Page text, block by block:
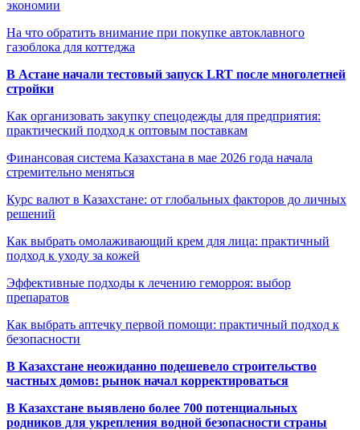
экономии
На что обратить внимание при покупке автоклавного
газоблока для коттеджа
В Астане начали тестовый запуск LRT после многолетней
стройки
Как организовать закупку спецодежды для предприятия:
практический подход к оптовым поставкам
Финансовая система Казахстана в мае 2026 года начала
стремительно меняться
Курс валют в Казахстане: от глобальных факторов до личных
решений
Как выбрать омолаживающий крем для лица: практичный
подход к уходу за кожей
Эффективные подходы к лечению геморроя: выбор
препаратов
Как выбрать аптечку первой помощи: практичный подход к
безопасности
В Казахстане неожиданно подешевело строительство
частных домов: рынок начал корректироваться
В Казахстане выявлено более 700 потенциальных
родников для укрепления водной безопасности страны